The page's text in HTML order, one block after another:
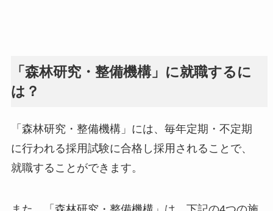
「森林研究・整備機構」に就職するに
は？
「森林研究・整備機構」には、毎年定期・不定期
に行われる採用試験に合格し採用されることで、
就職することができます。